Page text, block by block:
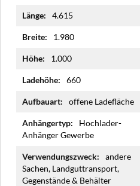
4.615
1.980
1.000
660
offene Ladefläche
Hochlader-
Anhänger Gewerbe
andere
Sachen, Landguttransport,
Gegenstände & Behälter